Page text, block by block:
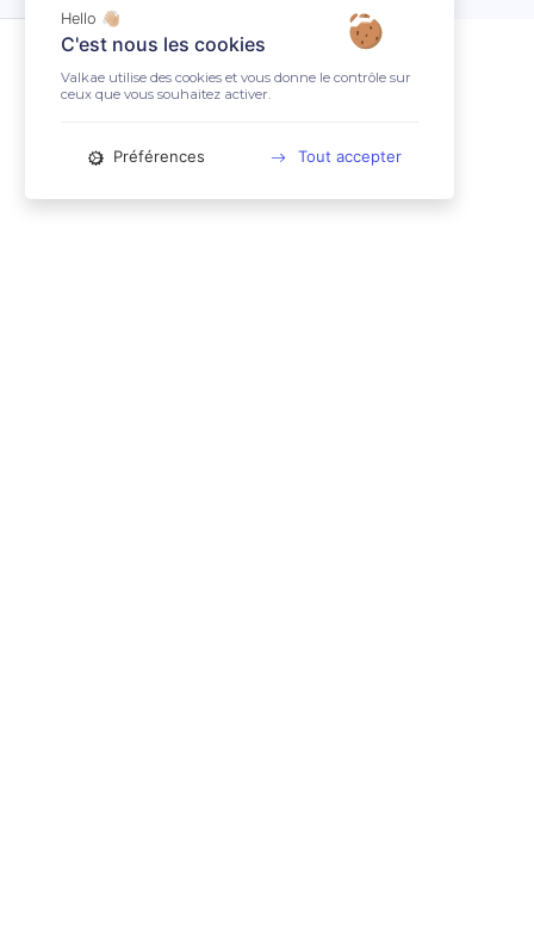
Hello 👋🏼
C'est nous les cookies
Valkae utilise des cookies et vous donne le contrôle sur
ceux que vous souhaitez activer.
Préférences Tout accepter